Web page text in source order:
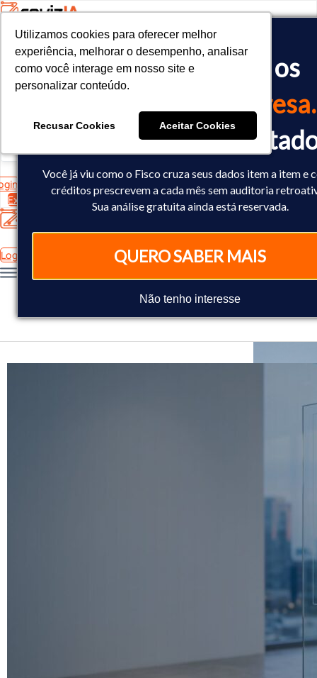
O Fisco já cruzou os
da sua empresa.
Você já sabe o
Você já viu como o Fisco cruza seus dados item a item e
créditos prescrevem a cada mês sem auditoria
Sua análise gratuita ainda está reservada.
QUERO SABER MAIS
Não tenho interesse
Utilizamos cookies para oferecer melhor
experiência, melhorar o desempenho, analisar
como você interage em nosso site e
personalizar conteúdo.
Recusar Cookies Aceitar Cookies
Utilizamos cookies para oferecer melhor
experiência, melhorar o desempenho, analisar
como você interage em nosso site e
personalizar conteúdo.
Recusar Cookies Aceitar Cookies
<!-- Google tag (gtag.js) -->
<script async src="https://www.googletagmanager.com/gtag/
<script>
  window.dataLayer = window.dataLayer || [];
  gtag('config', 'AW-10793602440');
Experimente Grátis
Login